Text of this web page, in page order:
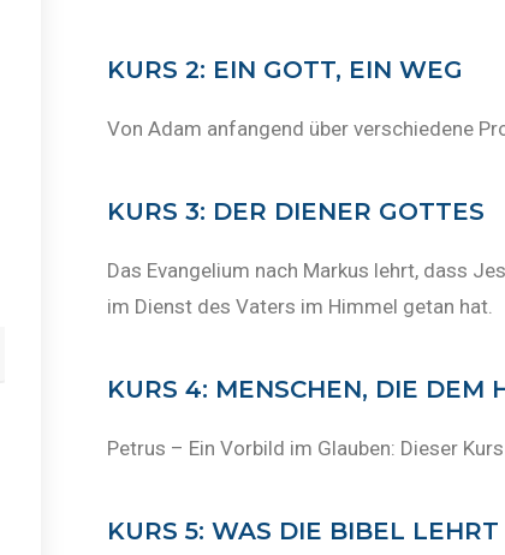
KURS 2: EIN GOTT, EIN WEG
Von Adam anfangend über verschiedene
KURS 3: DER DIENER GOTTES
Das Evangelium nach Markus lehrt, dass
im Dienst des Vaters im Himmel getan hat.
KURS 4: MENSCHEN, DIE DEM
Petrus – Ein Vorbild im Glauben: Dieser
KURS 5: WAS DIE BIBEL LEHRT